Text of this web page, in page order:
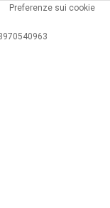
Preferenze sui cookie